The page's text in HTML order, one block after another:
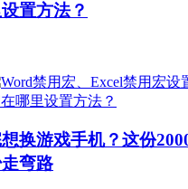
置方法？
换游戏手机？这份
弯路